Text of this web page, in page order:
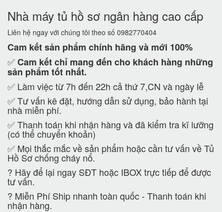
Nhà máy tủ hồ sơ ngân hàng cao cấp
Liên hệ ngay với chúng tôi theo số 0982770404
Cam kếtsản phẩm chính hãng và mới 100%
✅Cam kếtchỉ mang đến cho khách hàng những
sản phẩm tốt nhất.
✅ Làm việc từ 7h đến 22h cả thứ 7,CN và ngày lễ
✅ Tư vấn kê đặt, hướng dẫn sử dụng, bảo hành tại
nhà miễn phí.
✅ Thanh toán khi nhận hàng và đã kiểm tra kĩ lưỡng
(có thể chuyển khoản)
✅ Mọi thắc mắc về sản phẩm hoặc cần tư vấn về Tủ
Hồ Sơ chống cháy nổ.
? Hãy để lại ngay SĐT hoặc IBOX trực tiếp để được
tư vấn.
? Miễn Phí Ship nhanh toàn quốc - Thanh toán khi
nhận hàng.